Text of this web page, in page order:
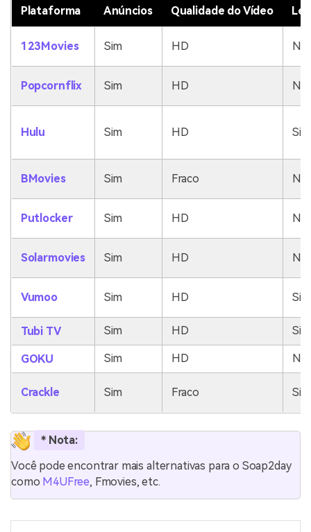
Plataforma Anúncios Qualidade do Vídeo
123Movies Sim HD No
Popcornflix Sim HD No
Hulu Sim HD Sim
BMovies Sim Fraco No
Putlocker Sim HD No
Solarmovies Sim HD No
Vumoo Sim HD Sim
Tubi TV Sim HD Sim
GOKU Sim HD No
Crackle Sim Fraco Sim
* Nota:
Você pode encontrar mais alternativas para o Soap2day
como M4UFree, Fmovies, etc.